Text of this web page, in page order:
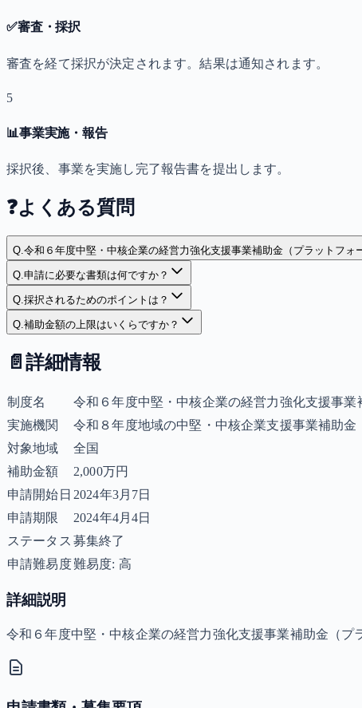
✅審査・採択
審査を経て採択が決定されます。結果は通知されます。
5
📊事業実施・報告
採択後、事業を実施し完了報告書を提出します。
❓よくある質問
Q.令和６年度中堅・中核企業の経営力強化支援事業補助金（プラットフ
Q.申請に必要な書類は何ですか？
Q.採択されるためのポイントは？
Q.補助金額の上限はいくらですか？
📄 詳細情報
制度名
令和６年度中堅・中核企業の経営力強化支援事
実施機関
令和８年度地域の中堅・中核企業支援事業補助金
対象地域
全国
補助金額
2,000万円
申請開始日 2024年3月7日
申請期限
2024年4月4日
ステータス 募集終了
申請難易度難易度: 高
詳細説明
令和６年度中堅・中核企業の経営力強化支援事業補助金（プ